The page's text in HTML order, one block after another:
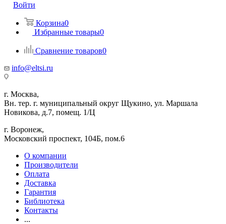
Войти
Корзина0
Избранные товары0
Сравнение товаров0
info@eltsi.ru
г. Москва,
Вн. тер. г. муниципальный округ Щукино, ул. Маршала
Новикова, д.7, помещ. 1/Ц
г. Воронеж,
​Московский проспект, 104Б, пом.6
О компании
Производители
Оплата
Доставка
Гарантия
Библиотека
Контакты
...